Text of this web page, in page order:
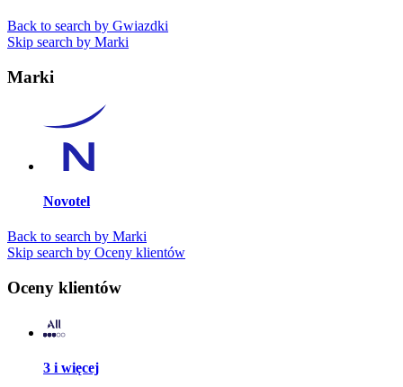
Back to search by Gwiazdki
Skip search by Marki
Marki
Novotel
Back to search by Marki
Skip search by Oceny klientów
Oceny klientów
3 i więcej